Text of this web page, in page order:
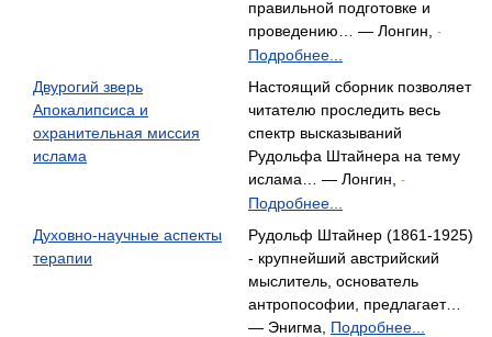
правильной подготовке и
проведению… — Лонгин,
-
Подробнее...
Двурогий зверь
Апокалипсиса и
охранительная миссия
ислама
Настоящий сборник позволяет
читателю проследить весь
спектр высказываний
Рудольфа Штайнера на тему
ислама… — Лонгин,
-
Подробнее...
Духовно-научные аспекты
терапии
Рудольф Штайнер (1861-1925)
- крупнейший австрийский
мыслитель, основатель
антропософии, предлагает…
— Энигма, Подробнее...